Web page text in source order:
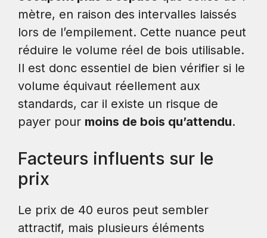
mètre, en raison des intervalles laissés
lors de l’empilement. Cette nuance peut
réduire le volume réel de bois utilisable.
Il est donc essentiel de bien vérifier si le
volume équivaut réellement aux
standards, car il existe un risque de
payer pour moins de bois qu’attendu.
Facteurs influents sur le
prix
Le prix de 40 euros peut sembler
attractif, mais plusieurs éléments